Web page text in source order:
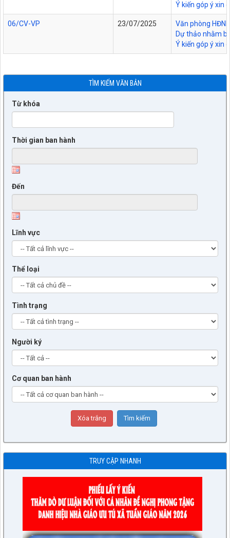
Ý kiến góp ý xin
06/CV-VP 23/07/2025
Văn phòng
Dự thảo nhằm
Ý kiến góp ý xin
TÌM KIẾM VĂN BẢN
Từ khóa
Thời gian ban hành
Đến
Lĩnh vực
Thể loại
Tình trạng
Người ký
Cơ quan ban hành
TRUY CẬP NHANH